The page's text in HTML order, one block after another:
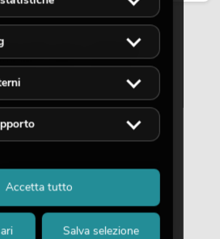
per ultimi
Salva selezione
Accetta tutto